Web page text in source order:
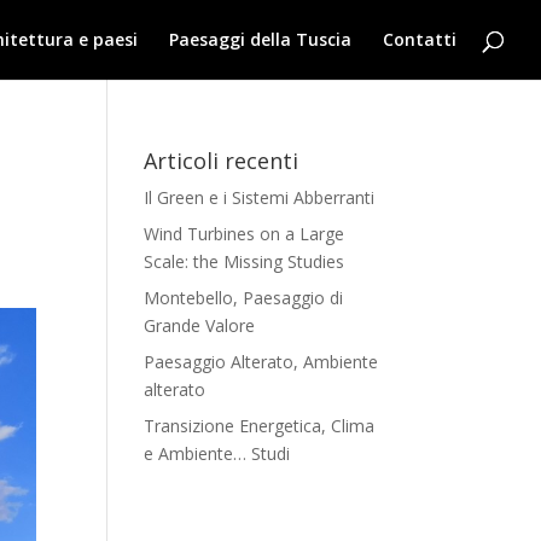
e paesi Paesaggi della Tuscia Contatti
Articoli recenti
Il Green e i Sistemi Abberranti
Wind Turbines on a Large
Scale: the Missing Studies
Montebello, Paesaggio di
Grande Valore
Paesaggio Alterato, Ambiente
alterato
Transizione Energetica, Clima
e Ambiente… Studi